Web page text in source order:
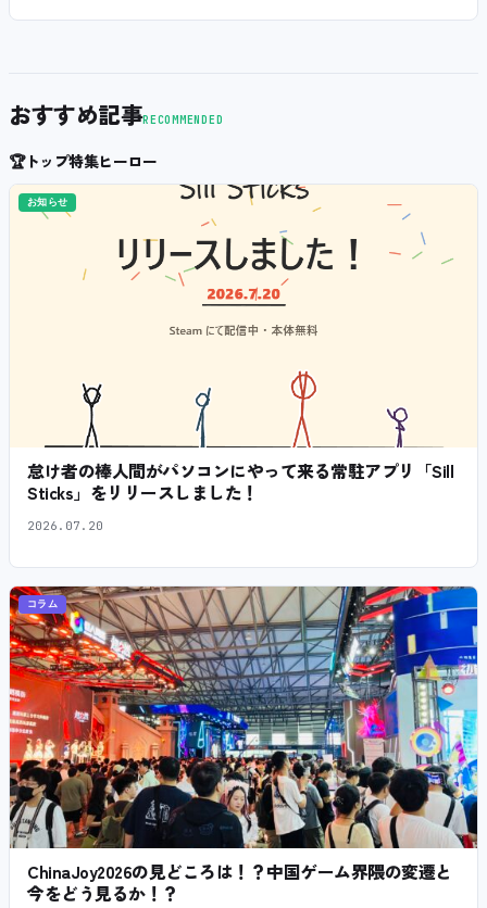
おすすめ記事RECOMMENDED
🏆トップ特集ヒーロー
お知らせ
怠け者の棒人間がパソコンにやって来る常駐アプリ「Sill
Sticks」をリリースしました！
2026.07.20
コラム
ChinaJoy2026の見どころは！？中国ゲーム界隈の変遷と
今をどう見るか！？